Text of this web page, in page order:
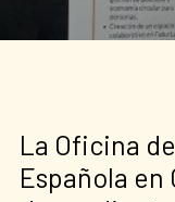
La Oficina
Española